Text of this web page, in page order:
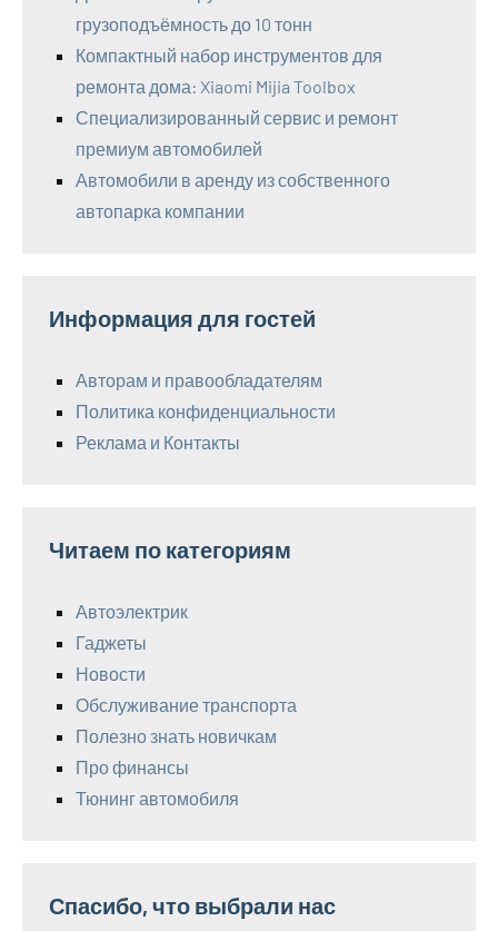
грузоподъёмность до 10 тонн
Компактный набор инструментов для
ремонта дома: Xiaomi Mijia Toolbox
Специализированный сервис и ремонт
премиум автомобилей
Автомобили в аренду из собственного
автопарка компании
Информация для гостей
Авторам и правообладателям
Политика конфиденциальности
Реклама и Контакты
Читаем по категориям
Автоэлектрик
Гаджеты
Новости
Обслуживание транспорта
Полезно знать новичкам
Про финансы
Тюнинг автомобиля
Спасибо, что выбрали нас